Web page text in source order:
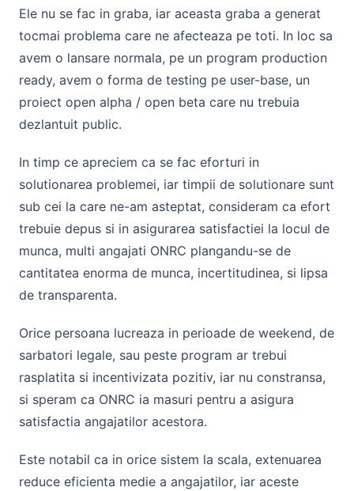
Ele nu se fac in graba, iar aceasta graba a generat
tocmai problema care ne afecteaza pe toti. In loc sa
avem o lansare normala, pe un program production
ready, avem o forma de testing pe user-base, un
proiect open alpha / open beta care nu trebuia
dezlantuit public.
In timp ce apreciem ca se fac eforturi in
solutionarea problemei, iar timpii de solutionare sunt
sub cei la care ne-am asteptat, consideram ca efort
trebuie depus si in asigurarea satisfactiei la locul de
munca, multi angajati ONRC plangandu-se de
cantitatea enorma de munca, incertitudinea, si lipsa
de transparenta.
Orice persoana lucreaza in perioade de weekend, de
sarbatori legale, sau peste program ar trebui
rasplatita si incentivizata pozitiv, iar nu constransa,
si speram ca ONRC ia masuri pentru a asigura
satisfactia angajatilor acestora.
Este notabil ca in orice sistem la scala, extenuarea
reduce eficienta medie a angajatilor, iar aceste